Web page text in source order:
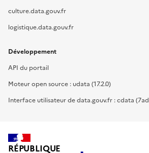
culture.data.gouv.fr
logistique.data.gouv.fr
Développement
API du portail
Moteur open source : udata (17.2.0)
Interface utilisateur de data.gouv.fr : cdata
RÉPUBLIQUE